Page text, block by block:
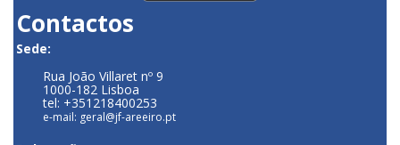
Contactos
Sede:
Rua João Villaret nº 9
1000-182 Lisboa
tel: +351218400253
e-mail: geral@jf-areeiro.pt